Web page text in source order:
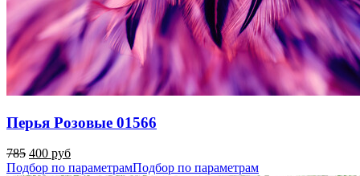
Перья Розовые 01566
785 400 руб
Подбор по параметрамПодбор по параметрам